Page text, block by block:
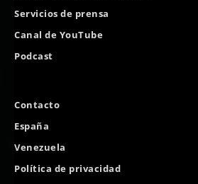
Servicios de prensa
Canal de YouTube
Podcast
Contacto
España
Venezuela
Política de privacidad